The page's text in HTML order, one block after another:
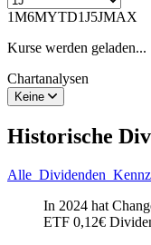
1M6MYTD1J5JMAX
Kurse werden geladen...
Chartanalysen
Keine
Historische
Alle Dividenden
In 2024 hat
ETF 0,12€